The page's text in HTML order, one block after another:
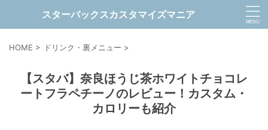
スターバックスカスタマイズマニア
HOME > ドリンク・裏メニュー >
【スタバ】奈良ほうじ茶ホワイトチョコレ
ートフラペチーノのレビュー！カスタム・
カロリーも紹介